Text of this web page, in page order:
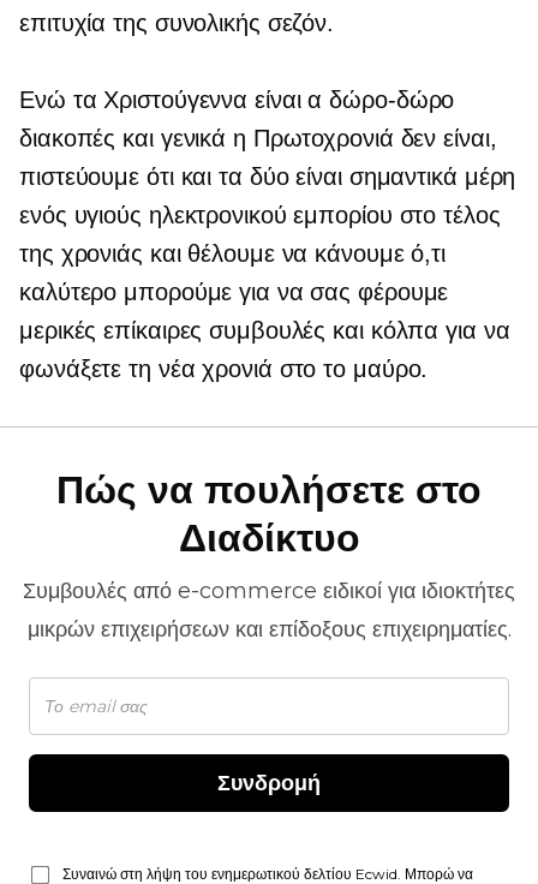
επιτυχία της συνολικής σεζόν.
Ενώ τα Χριστούγεννα είναι αδώρο-δώρο
διακοπές και γενικά η Πρωτοχρονιά δεν είναι,
πιστεύουμε ότι και τα δύο είναι σημαντικά μέρη
ενός υγιούς ηλεκτρονικού εμπορίου στο τέλος
της χρονιάς και θέλουμε να κάνουμε ό,τι
καλύτερο μπορούμε για να σας φέρουμε
μερικές επίκαιρες συμβουλές και κόλπα για να
φωνάξετε τη νέα χρονιά στο το μαύρο.
Πώς να πουλήσετε στο
Διαδίκτυο
Συμβουλές από e-commerce ειδικοί για ιδιοκτήτες
μικρών επιχειρήσεων και επίδοξους επιχειρηματίες.
Συνδρομή
Συναινώ στη λήψη του ενημερωτικού δελτίου Ecwid. Μπορώ να